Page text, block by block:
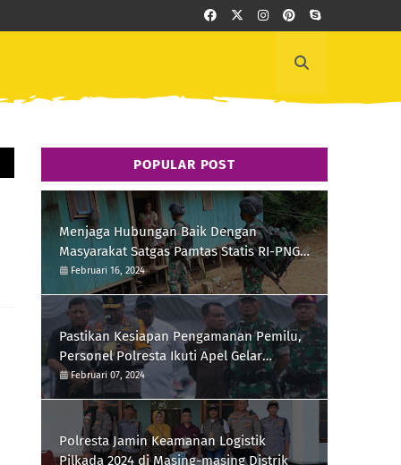
POPULAR POST
Menjaga Hubungan Baik Dengan
Masyarakat Satgas Pamtas Statis RI-PNG
Yonif 111/KB Melaksanakan Silaturrahmi
Februari 16, 2024
Pastikan Kesiapan Pengamanan Pemilu,
Personel Polresta Ikuti Apel Gelar
Pasukan Hari Ini
Februari 07, 2024
Polresta Jamin Keamanan Logistik
Pilkada 2024 di Masing-masing Distrik